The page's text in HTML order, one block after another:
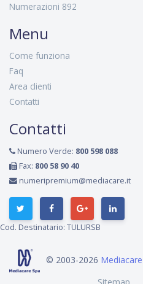
Numerazioni 892
Menu
Come funziona
Faq
Area clienti
Contatti
Contatti
Numero Verde: 800 598 088
Fax: 800 58 90 40
numeripremium@mediacare.it
Cod. Destinatario: TULURSB
© 2003-2026